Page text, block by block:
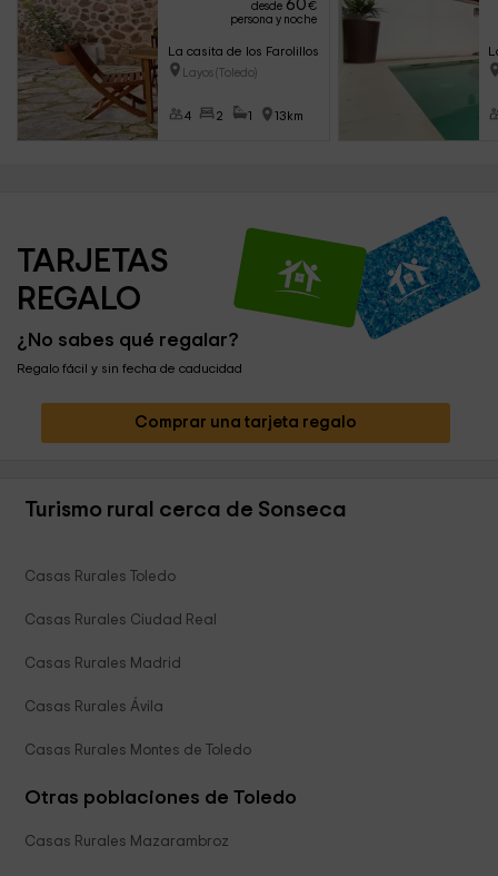
desde 60€
persona y noche
La casita de los Farolillos
Layos (Toledo)
4 2 1 13km
TARJETAS
REGALO
¿No sabes qué regalar?
Regalo fácil y sin fecha de caducidad
Comprar una tarjeta regalo
Turismo rural cerca de Sonseca
Casas Rurales Toledo
Casas Rurales Ciudad Real
Casas Rurales Madrid
Casas Rurales Ávila
Casas Rurales Montes de Toledo
Otras poblaciones de Toledo
Casas Rurales Mazarambroz